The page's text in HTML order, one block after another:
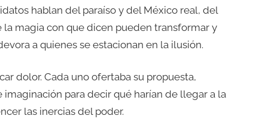
hablan del paraíso y del México real, del
magia con que dicen pueden transformar y
a quienes se estacionan en la ilusión.
dolor. Cada uno ofertaba su propuesta,
para decir qué harían de llegar a la
las inercias del poder.